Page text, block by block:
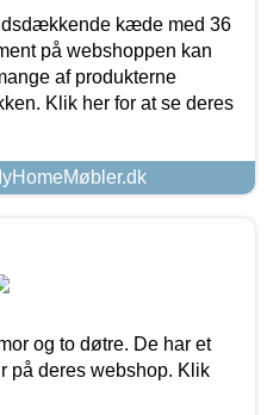
kæde med 36
på webshoppen kan
af produkterne
Klik her for at se deres
og to døtre. De har et
på deres webshop. Klik